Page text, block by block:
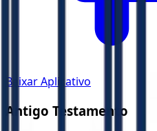
Baixar Aplicativo
Antigo Testamento